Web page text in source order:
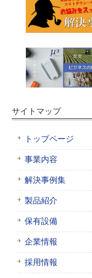
サイトマップ
トップページ
事業内容
解決事例集
製品紹介
保有設備
企業情報
採用情報